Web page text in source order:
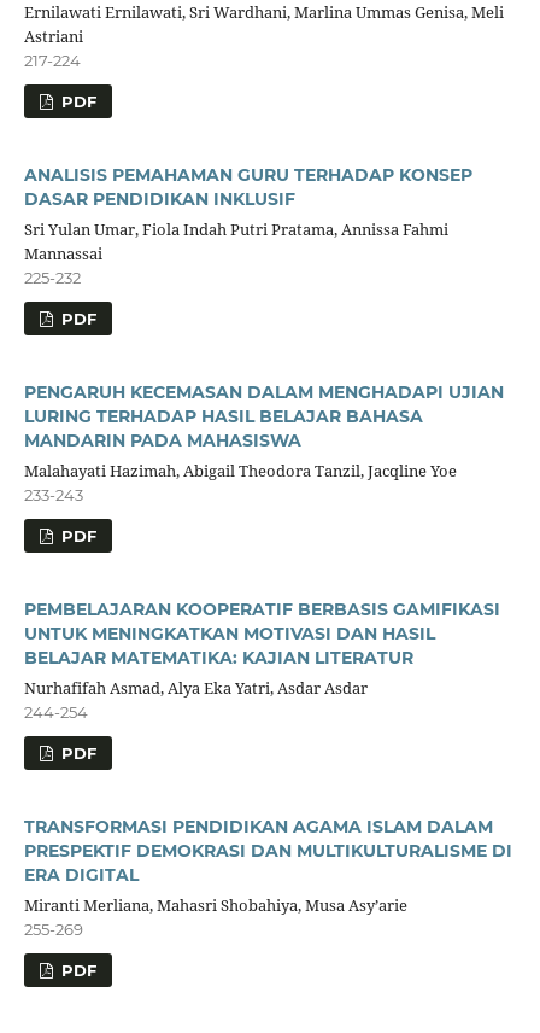
Ernilawati Ernilawati, Sri Wardhani, Marlina Ummas Genisa, Meli
Astriani
217-224
PDF
ANALISIS PEMAHAMAN GURU TERHADAP KONSEP
DASAR PENDIDIKAN INKLUSIF
Sri Yulan Umar, Fiola Indah Putri Pratama, Annissa Fahmi
Mannassai
225-232
PDF
PENGARUH KECEMASAN DALAM MENGHADAPI UJIAN
LURING TERHADAP HASIL BELAJAR BAHASA
MANDARIN PADA MAHASISWA
Malahayati Hazimah, Abigail Theodora Tanzil, Jacqline Yoe
233-243
PDF
PEMBELAJARAN KOOPERATIF BERBASIS GAMIFIKASI
UNTUK MENINGKATKAN MOTIVASI DAN HASIL
BELAJAR MATEMATIKA: KAJIAN LITERATUR
Nurhafifah Asmad, Alya Eka Yatri, Asdar Asdar
244-254
PDF
TRANSFORMASI PENDIDIKAN AGAMA ISLAM DALAM
PRESPEKTIF DEMOKRASI DAN MULTIKULTURALISME DI
ERA DIGITAL
Miranti Merliana, Mahasri Shobahiya, Musa Asy’arie
255-269
PDF